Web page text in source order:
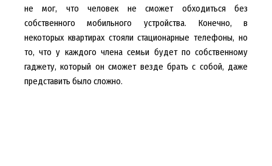
не мог, что человек не сможет обходиться без
собственного мобильного устройства. Конечно, в
некоторых квартирах стояли стационарные телефоны, но
то, что у каждого члена семьи будет по собственному
гаджету, который он сможет везде брать с собой, даже
представить было сложно.